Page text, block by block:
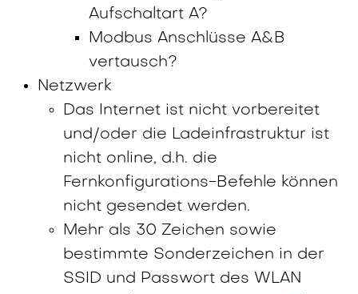
Aufschaltart A?
Modbus Anschlüsse A&B
vertausch?
Netzwerk
Das Internet ist nicht vorbereitet
und/oder die Ladeinfrastruktur ist
nicht online, d.h. die
Fernkonfigurations-Befehle können
nicht gesendet werden.
Mehr als 30 Zeichen sowie
bestimmte Sonderzeichen in der
SSID und Passwort des WLAN